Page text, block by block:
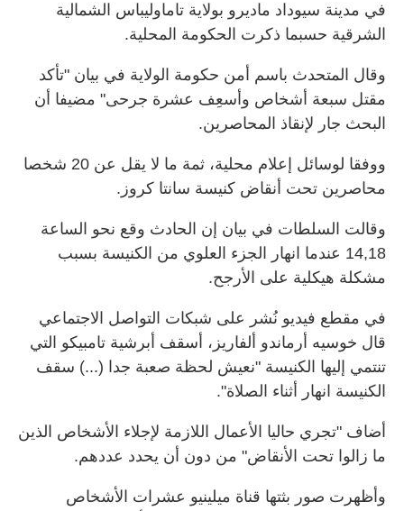
في مدينة سيوداد ماديرو بولاية تاماوليباس الشمالية
الشرقية حسبما ذكرت الحكومة المحلية.
وقال المتحدث باسم أمن حكومة الولاية في بيان "تأكد
مقتل سبعة أشخاص وأسعِف عشرة جرحى" مضيفا أن
البحث جار لإنقاذ المحاصرين.
ووفقا لوسائل إعلام محلية، ثمة ما لا يقل عن 20 شخصا
محاصرين تحت أنقاض كنيسة سانتا كروز.
وقالت السلطات في بيان إن الحادث وقع نحو الساعة
14,18 عندما انهار الجزء العلوي من الكنيسة بسبب
مشكلة هيكلية على الأرجح.
في مقطع فيديو نُشر على شبكات التواصل الاجتماعي
قال خوسيه أرماندو ألفاريز، أسقف أبرشية تامبيكو التي
تنتمي إليها الكنيسة "نعيش لحظة صعبة جدا (...) سقف
الكنيسة انهار أثناء الصلاة".
أضاف "تجري حاليا الأعمال اللازمة لإجلاء الأشخاص الذين
ما زالوا تحت الأنقاض" من دون أن يحدد عددهم.
وأظهرت صور بثتها قناة ميلينيو عشرات الأشخاص